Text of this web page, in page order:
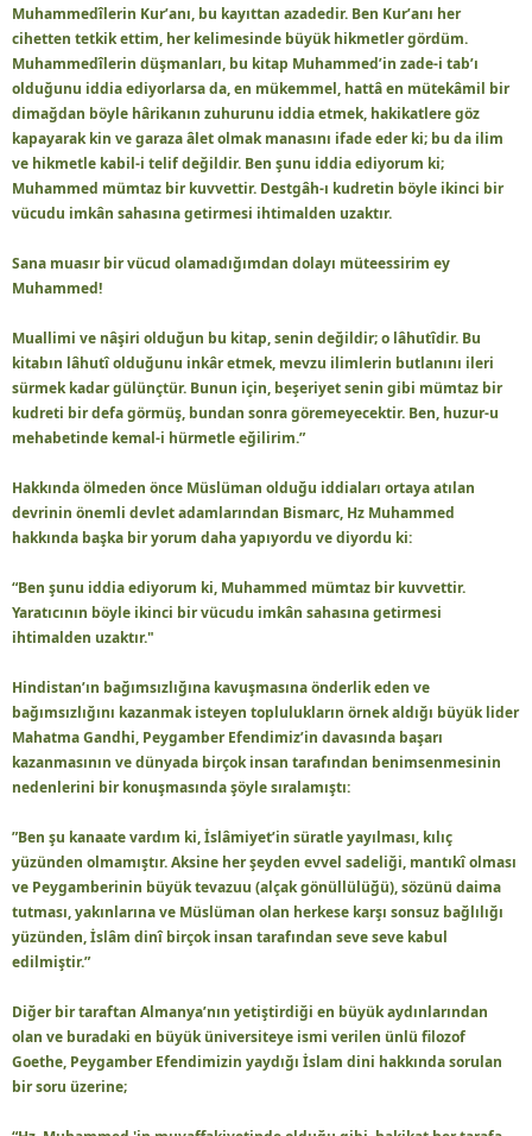
Muhammedîlerin Kur’anı, bu kayıttan azadedir. Ben Kur’anı her
cihetten tetkik ettim, her kelimesinde büyük hikmetler gördüm.
Muhammedîlerin düşmanları, bu kitap Muhammed’in zade-i tab’ı
olduğunu iddia ediyorlarsa da, en mükemmel, hattâ en mütekâmil bir
dimağdan böyle hârikanın zuhurunu iddia etmek, hakikatlere göz
kapayarak kin ve garaza âlet olmak manasını ifade eder ki; bu da ilim
ve hikmetle kabil-i telif değildir. Ben şunu iddia ediyorum ki;
Muhammed mümtaz bir kuvvettir. Destgâh-ı kudretin böyle ikinci bir
vücudu imkân sahasına getirmesi ihtimalden uzaktır.
Sana muasır bir vücud olamadığımdan dolayı müteessirim ey
Muhammed!
Muallimi ve nâşiri olduğun bu kitap, senin değildir; o lâhutîdir. Bu
kitabın lâhutî olduğunu inkâr etmek, mevzu ilimlerin butlanını ileri
sürmek kadar gülünçtür. Bunun için, beşeriyet senin gibi mümtaz bir
kudreti bir defa görmüş, bundan sonra göremeyecektir. Ben, huzur-u
mehabetinde kemal-i hürmetle eğilirim.”
Hakkında ölmeden önce Müslüman olduğu iddiaları ortaya atılan
devrinin önemli devlet adamlarından Bismarc, Hz Muhammed
hakkında başka bir yorum daha yapıyordu ve diyordu ki:
“Ben şunu iddia ediyorum ki, Muhammed mümtaz bir kuvvettir.
Yaratıcının böyle ikinci bir vücudu imkân sahasına getirmesi
ihtimalden uzaktır."
Hindistan’ın bağımsızlığına kavuşmasına önderlik eden ve
bağımsızlığını kazanmak isteyen toplulukların örnek aldığı büyük lider
Mahatma Gandhi, Peygamber Efendimiz’in davasında başarı
kazanmasının ve dünyada birçok insan tarafından benimsenmesinin
nedenlerini bir konuşmasında şöyle sıralamıştı:
”Ben şu kanaate vardım ki, İslâmiyet’in süratle yayılması, kılıç
yüzünden olmamıştır. Aksine her şeyden evvel sadeliği, mantıkî olması
ve Peygamberinin büyük tevazuu (alçak gönüllülüğü), sözünü daima
tutması, yakınlarına ve Müslüman olan herkese karşı sonsuz bağlılığı
yüzünden, İslâm dinî birçok insan tarafından seve seve kabul
edilmiştir.”
Diğer bir taraftan Almanya’nın yetiştirdiği en büyük aydınlarından
olan ve buradaki en büyük üniversiteye ismi verilen ünlü filozof
Goethe, Peygamber Efendimizin yaydığı İslam dini hakkında sorulan
bir soru üzerine;